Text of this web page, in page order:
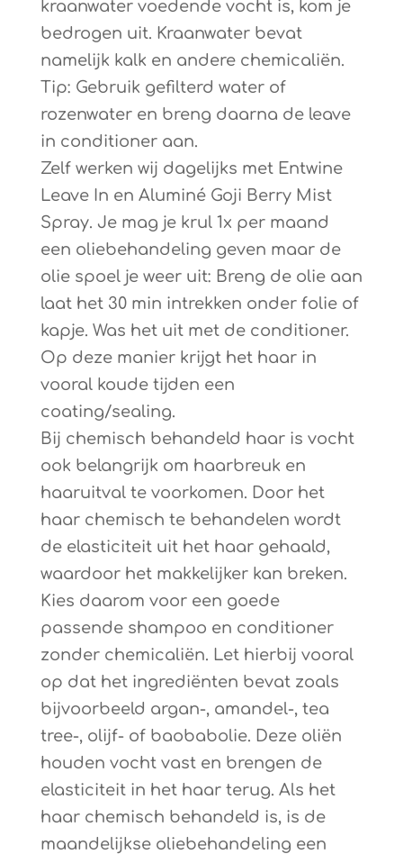
kraanwater voedende vocht is, kom je
bedrogen uit. Kraanwater bevat
namelijk kalk en andere chemicaliën.
Tip: Gebruik gefilterd water of
rozenwater en breng daarna de leave
in conditioner aan.
Zelf werken wij dagelijks met Entwine
Leave In en Aluminé Goji Berry Mist
Spray. Je mag je krul 1x per maand
een oliebehandeling geven maar de
olie spoel je weer uit: Breng de olie aan
laat het 30 min intrekken onder folie of
kapje. Was het uit met de conditioner.
Op deze manier krijgt het haar in
vooral koude tijden een
coating/sealing.
Bij chemisch behandeld haar is vocht
ook belangrijk om haarbreuk en
haaruitval te voorkomen. Door het
haar chemisch te behandelen wordt
de elasticiteit uit het haar gehaald,
waardoor het makkelijker kan breken.
Kies daarom voor een goede
passende shampoo en conditioner
zonder chemicaliën. Let hierbij vooral
op dat het ingrediënten bevat zoals
bijvoorbeeld argan-, amandel-, tea
tree-, olijf- of baobabolie. Deze oliën
houden vocht vast en brengen de
elasticiteit in het haar terug. Als het
haar chemisch behandeld is, is de
maandelijkse oliebehandeling een